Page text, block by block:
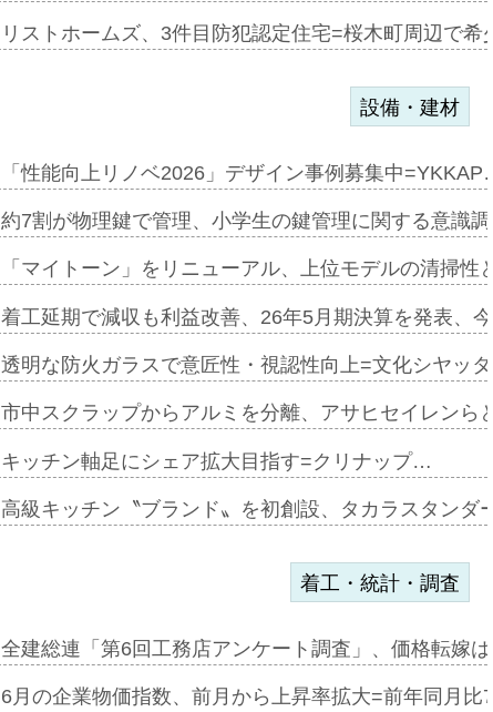
リストホームズ、3件目防犯認定住宅=桜木町周辺で
設備・建材
「性能向上リノベ2026」デザイン事例募集中=YKKAP…
約7割が物理鍵で管理、小学生の鍵管理に関する意識
「マイトーン」をリニューアル、上位モデルの清掃
着工延期で減収も利益改善、26年5月期決算を発表、
透明な防火ガラスで意匠性・視認性向上=文化シヤッ
市中スクラップからアルミを分離、アサヒセイレン
キッチン軸足にシェア拡大目指す=クリナップ…
高級キッチン〝ブランド〟を初創設、タカラスタン
着工・統計・調査
全建総連「第6回工務店アンケート調査」、価格転嫁
6月の企業物価指数、前月から上昇率拡大=前年同月